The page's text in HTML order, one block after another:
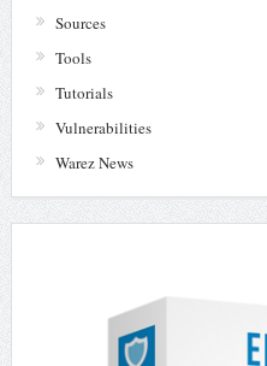
Sources
Tools
Tutorials
Vulnerabilities
Warez News